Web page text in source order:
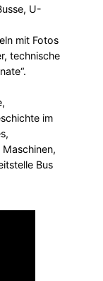
U-
mit Fotos
technische
im
Bus